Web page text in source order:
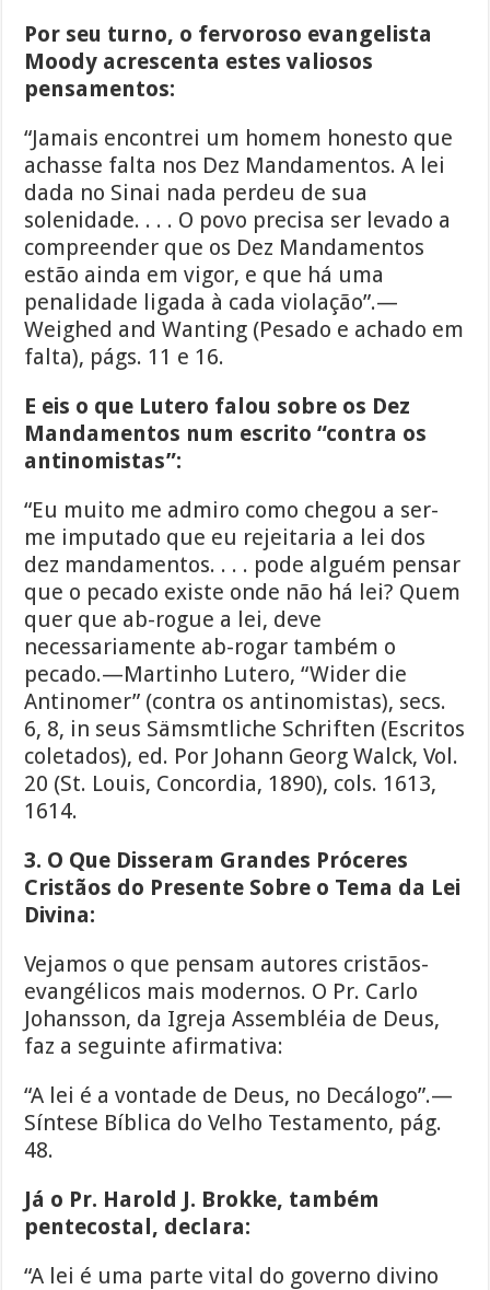
Por seu turno, o fervoroso evangelista
Moody acrescenta estes valiosos
pensamentos:
“Jamais encontrei um homem honesto que
achasse falta nos Dez Mandamentos. A lei
dada no Sinai nada perdeu de sua
solenidade. . . . O povo precisa ser levado a
compreender que os Dez Mandamentos
estão ainda em vigor, e que há uma
penalidade ligada à cada violação”.—
Weighed and Wanting (Pesado e achado em
falta), págs. 11 e 16.
E eis o que Lutero falou sobre os Dez
Mandamentos num escrito “contra os
antinomistas”:
“Eu muito me admiro como chegou a ser-
me imputado que eu rejeitaria a lei dos
dez mandamentos. . . . pode alguém pensar
que o pecado existe onde não há lei? Quem
quer que ab-rogue a lei, deve
necessariamente ab-rogar também o
pecado.—Martinho Lutero, “Wider die
Antinomer” (contra os antinomistas), secs.
6, 8, in seus Sämsmtliche Schriften (Escritos
coletados), ed. Por Johann Georg Walck, Vol.
20 (St. Louis, Concordia, 1890), cols. 1613,
1614.
3. O Que Disseram Grandes Próceres
Cristãos do Presente Sobre o Tema da Lei
Divina:
Vejamos o que pensam autores cristãos-
evangélicos mais modernos. O Pr. Carlo
Johansson, da Igreja Assembléia de Deus,
faz a seguinte afirmativa:
“A lei é a vontade de Deus, no Decálogo”.—
Síntese Bíblica do Velho Testamento, pág.
48.
Já o Pr. Harold J. Brokke, também
pentecostal, declara:
“A lei é uma parte vital do governo divino